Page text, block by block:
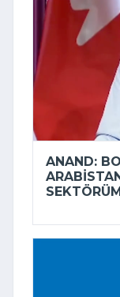
ANAND: